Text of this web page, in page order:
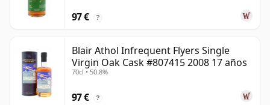
97 € ?
Blair Athol Infrequent Flyers Single
Virgin Oak Cask #807415 2008 17 años
70cl • 50.8%
97 € ?